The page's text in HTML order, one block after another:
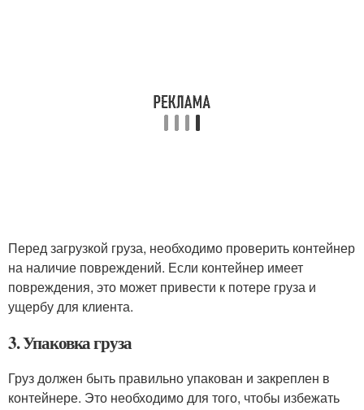
Перед загрузкой груза, необходимо проверить контейнер
на наличие повреждений. Если контейнер имеет
повреждения, это может привести к потере груза и
ущербу для клиента.
3. Упаковка груза
Груз должен быть правильно упакован и закреплен в
контейнере. Это необходимо для того, чтобы избежать